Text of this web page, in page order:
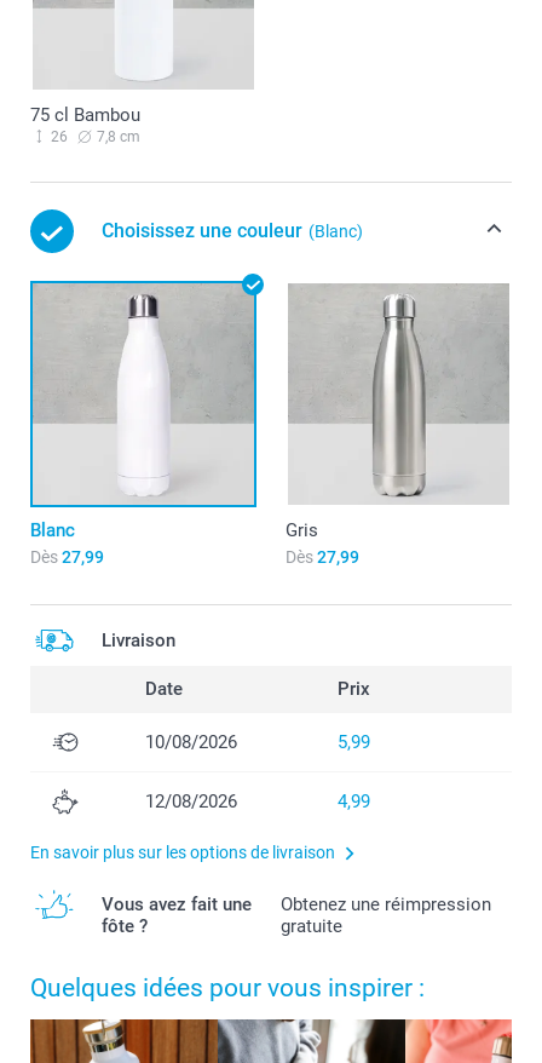
75 cl Bambou
26 7,8 cm
Choisissez une couleur (Blanc)
Blanc
Dès27,99
Gris
Dès27,99
Livraison
Date Prix
10/08/2026 5,99
12/08/2026 4,99
En savoir plus sur les options de livraison
Vous avez fait une
fôte ?
Obtenez une réimpression
gratuite
Quelques idées pour vous inspirer :